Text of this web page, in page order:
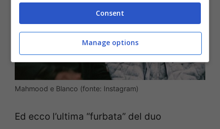
Mahmood e Blanco (fonte: Instagram)
Ed ecco l’ultima “furbata” del duo
Consent
Manage options